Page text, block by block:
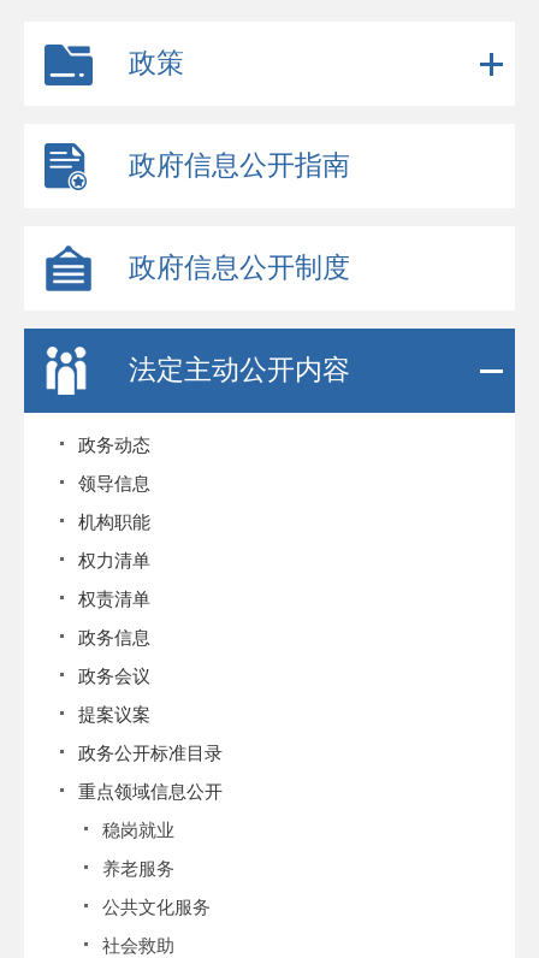
政策
政府信息公开指南
政府信息公开制度
法定主动公开内容
政务动态
领导信息
机构职能
权力清单
权责清单
政务信息
政务会议
提案议案
政务公开标准目录
重点领域信息公开
稳岗就业
养老服务
公共文化服务
社会救助